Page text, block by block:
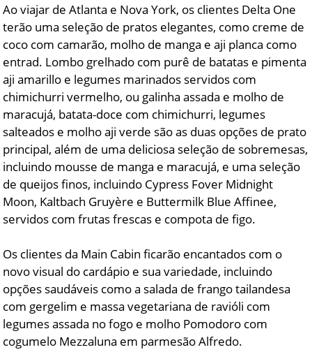
Ao viajar de Atlanta e Nova York, os clientes Delta One
terão uma seleção de pratos elegantes, como creme de
coco com camarão, molho de manga e aji planca como
entrad. Lombo grelhado com purê de batatas e pimenta
aji amarillo e legumes marinados servidos com
chimichurri vermelho, ou galinha assada e molho de
maracujá, batata-doce com chimichurri, legumes
salteados e molho aji verde são as duas opções de prato
principal, além de uma deliciosa seleção de sobremesas,
incluindo mousse de manga e maracujá, e uma seleção
de queijos finos, incluindo Cypress Fover Midnight
Moon, Kaltbach Gruyère e Buttermilk Blue Affinee,
servidos com frutas frescas e compota de figo.
Os clientes da Main Cabin ficarão encantados com o
novo visual do cardápio e sua variedade, incluindo
opções saudáveis como a salada de frango tailandesa
com gergelim e massa vegetariana de ravióli com
legumes assada no fogo e molho Pomodoro com
cogumelo Mezzaluna em parmesão Alfredo.